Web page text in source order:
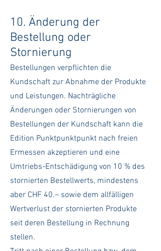
10. Änderung der
Bestellung oder
Stornierung
Bestellungen verpflichten die
Kundschaft zur Abnahme der Produkte
und Leistungen. Nachträgliche
Änderungen oder Stornierungen von
Bestellungen der Kundschaft kann die
Edition Punktpunktpunkt nach freien
Ermessen akzeptieren und eine
Umtriebs-Entschädigung von 10 % des
stornierten Bestellwerts, mindestens
aber CHF 40.– sowie dem allfälligen
Wertverlust der stornierten Produkte
seit deren Bestellung in Rechnung
stellen.